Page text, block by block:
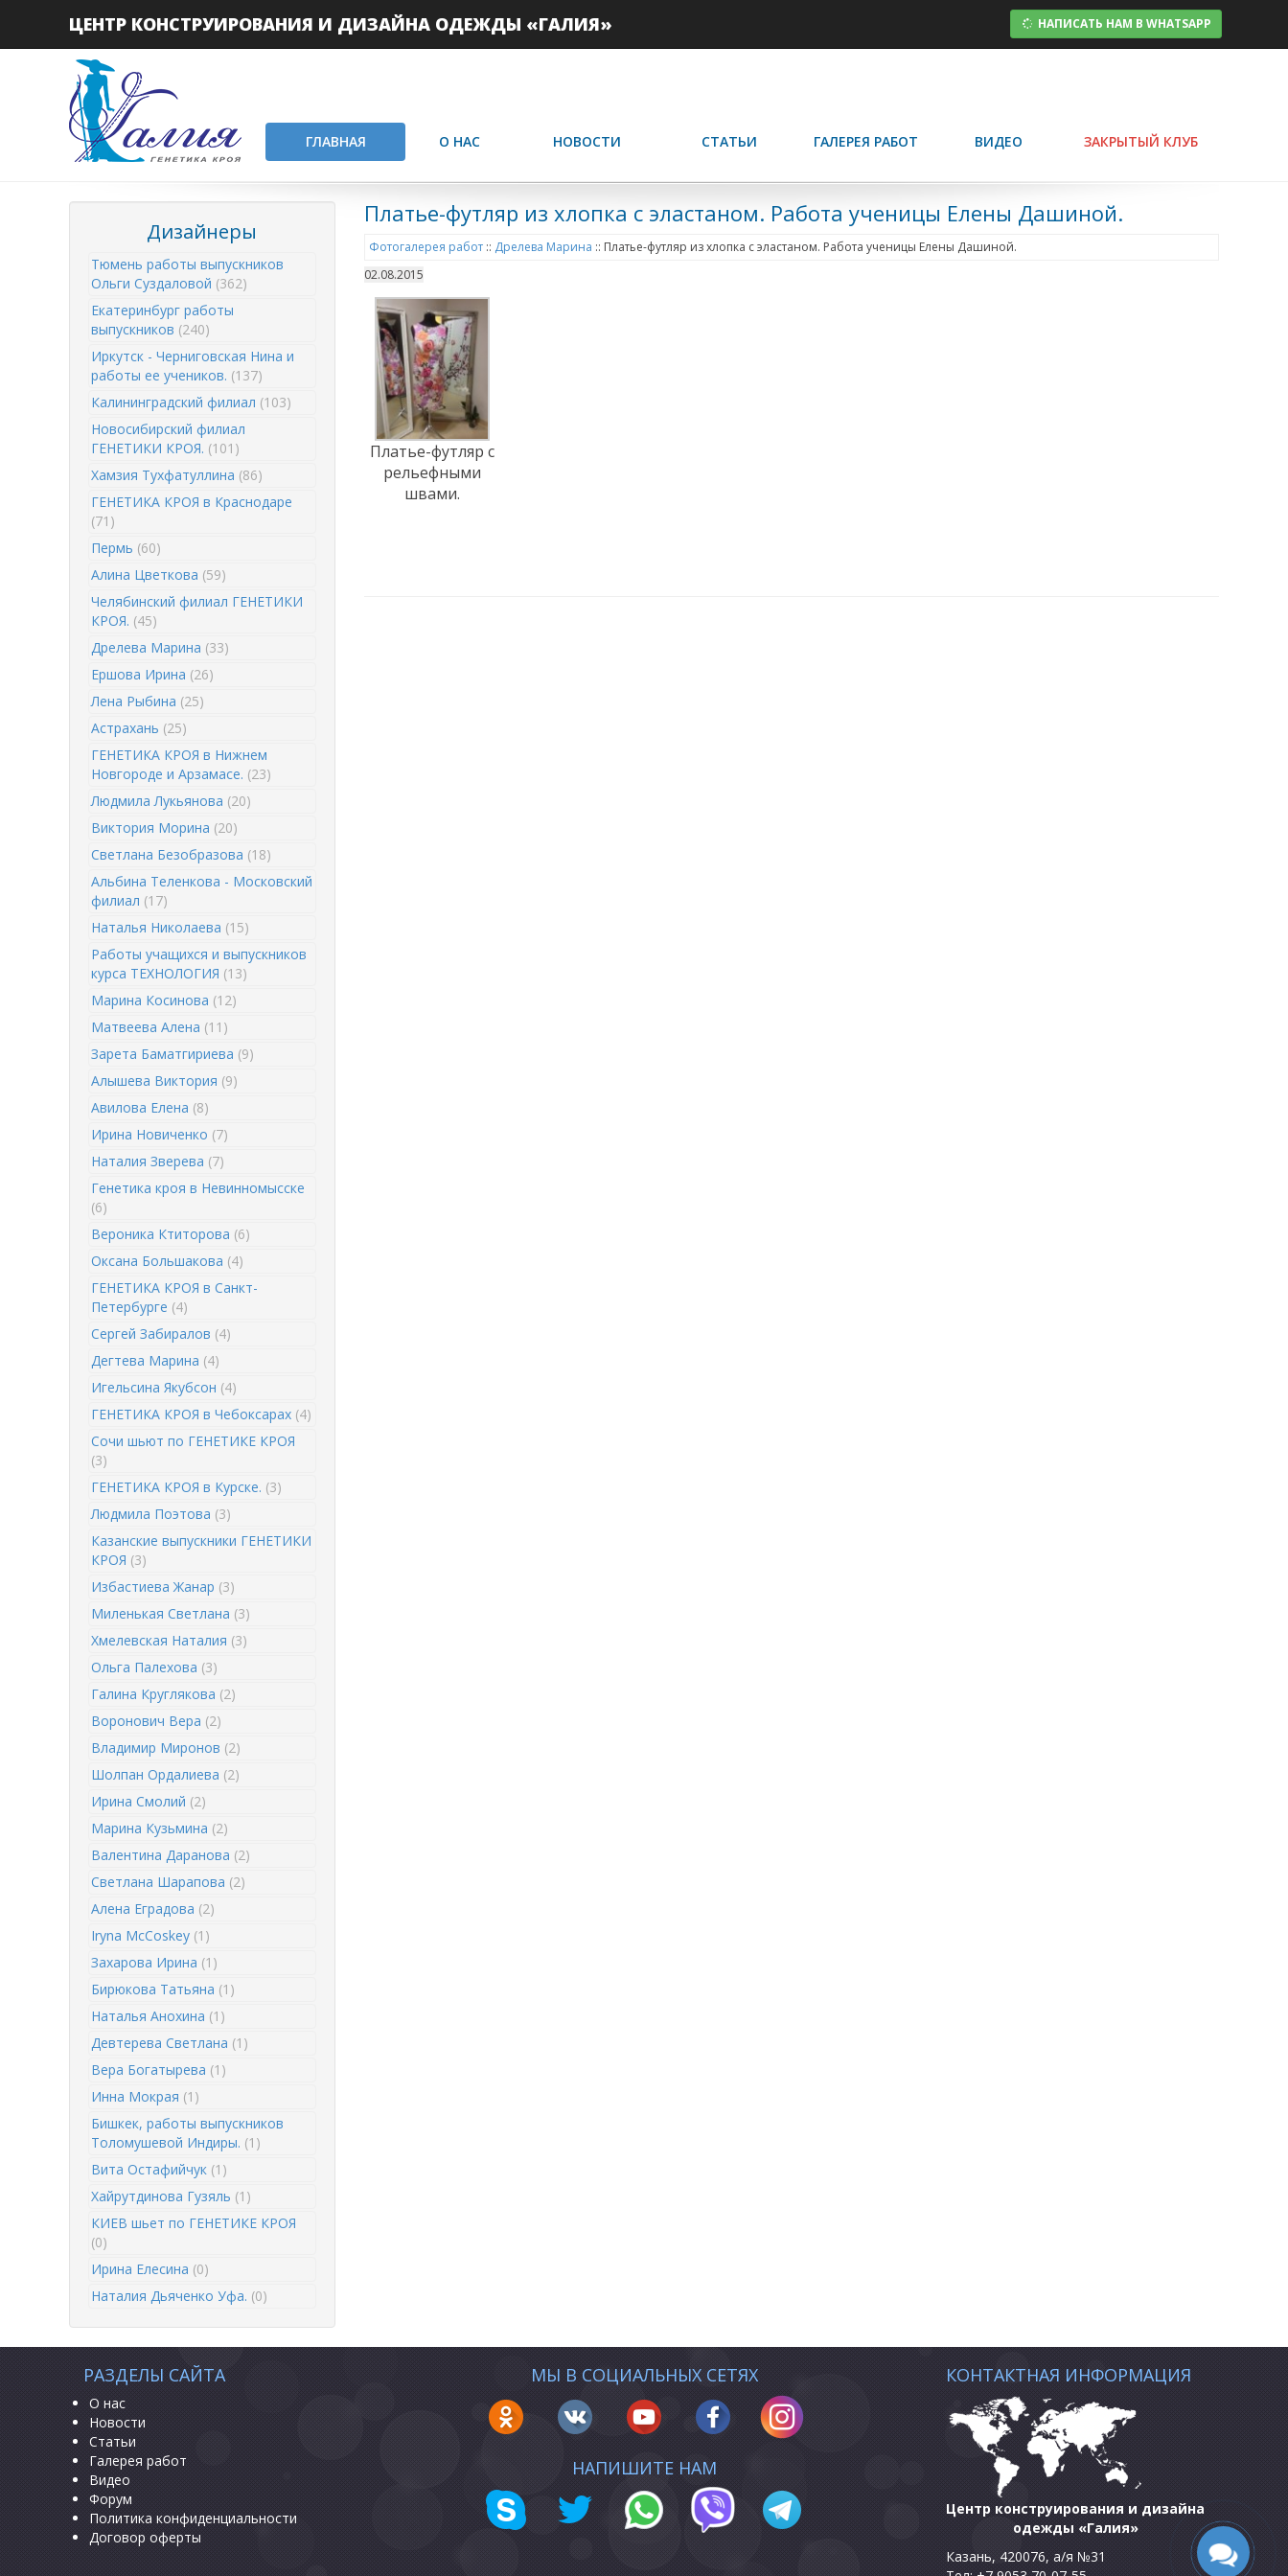
ЦЕНТР КОНСТРУИРОВАНИЯ И ДИЗАЙНА ОДЕЖДЫ «ГАЛИЯ» НАПИСАТЬ НАМ В WHATSAPP
ГЛАВНАЯ О НАС НОВОСТИ СТАТЬИ ГАЛЕРЕЯ РАБОТ ВИДЕО ЗАКРЫТЫЙ КЛУБ
Дизайнеры
Тюмень работы выпускников
Ольги Суздаловой (362)
Екатеринбург работы
выпускников (240)
Иркутск - Черниговская Нина и
работы ее учеников. (137)
Калининградский филиал (103)
Новосибирский филиал
ГЕНЕТИКИ КРОЯ. (101)
Хамзия Тухфатуллина (86)
ГЕНЕТИКА КРОЯ в Краснодаре
(71)
Пермь (60)
Алина Цветкова (59)
Челябинский филиал ГЕНЕТИКИ
КРОЯ. (45)
Дрелева Марина (33)
Ершова Ирина (26)
Лена Рыбина (25)
Астрахань (25)
ГЕНЕТИКА КРОЯ в Нижнем
Новгороде и Арзамасе. (23)
Людмила Лукьянова (20)
Виктория Морина (20)
Светлана Безобразова (18)
Альбина Теленкова - Московский
филиал (17)
Наталья Николаева (15)
Работы учащихся и выпускников
курса ТЕХНОЛОГИЯ (13)
Марина Косинова (12)
Матвеева Алена (11)
Зарета Баматгириева (9)
Алышева Виктория (9)
Авилова Елена (8)
Ирина Новиченко (7)
Наталия Зверева (7)
Генетика кроя в Невинномысске
(6)
Вероника Ктиторова (6)
Оксана Большакова (4)
ГЕНЕТИКА КРОЯ в Санкт-
Петербурге (4)
Сергей Забиралов (4)
Дегтева Марина (4)
Игельсина Якубсон (4)
ГЕНЕТИКА КРОЯ в Чебоксарах (4)
Сочи шьют по ГЕНЕТИКЕ КРОЯ
(3)
ГЕНЕТИКА КРОЯ в Курске. (3)
Людмила Поэтова (3)
Казанские выпускники ГЕНЕТИКИ
КРОЯ (3)
Избастиева Жанар (3)
Миленькая Светлана (3)
Хмелевская Наталия (3)
Ольга Палехова (3)
Галина Круглякова (2)
Воронович Вера (2)
Владимир Миронов (2)
Шолпан Ордалиева (2)
Ирина Смолий (2)
Марина Кузьмина (2)
Валентина Даранова (2)
Светлана Шарапова (2)
Алена Еградова (2)
Iryna McCoskey (1)
Захарова Ирина (1)
Бирюкова Татьяна (1)
Наталья Анохина (1)
Девтерева Светлана (1)
Вера Богатырева (1)
Инна Мокрая (1)
Бишкек, работы выпускников
Толомушевой Индиры. (1)
Вита Остафийчук (1)
Хайрутдинова Гузяль (1)
КИЕВ шьет по ГЕНЕТИКЕ КРОЯ
(0)
Ирина Елесина (0)
Наталия Дьяченко Уфа. (0)
Платье-футляр из хлопка с эластаном. Работа ученицы Елены Дашиной.
Фотогалерея работ:: Дрелева Марина :: Платье-футляр из хлопка с эластаном. Работа ученицы Елены Дашиной.
02.08.2015
Платье-футляр с
рельефными
швами.
РАЗДЕЛЫ САЙТА
О нас
Новости
Статьи
Галерея работ
Видео
Форум
Политика конфиденциальности
Договор оферты
МЫ В СОЦИАЛЬНЫХ СЕТЯХ
НАПИШИТЕ НАМ
КОНТАКТНАЯ ИНФОРМАЦИЯ
Центр конструирования и дизайна
одежды «Галия»
Казань, 420076, а/я №31